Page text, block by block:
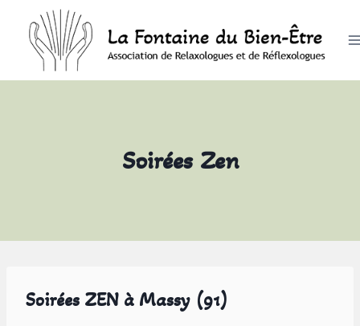
contenu
Soirées Zen
Soirées ZEN à Massy (91)